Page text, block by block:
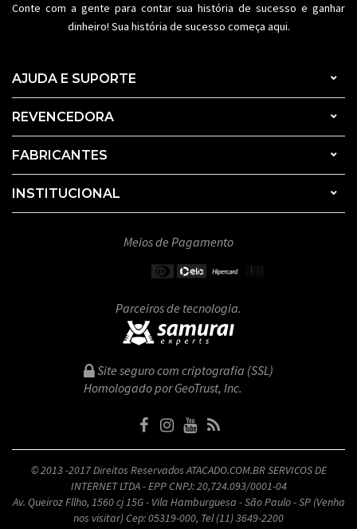
Conte com a gente para contar sua história de sucesso e ganhar
dinheiro! Sua história de sucesso começa aqui.
AJUDA E SUPORTE
REVENCEDORA
FABRICANTES
INSTITUCIONAL
Meios de Pagamento
Parceiros de tecnologia.
Site seguro com criptografia (SSL)
Homologado por GeoTrust, Inc.
© 2013 -2017 Direitos Reservados ATACADO.COM.BR SERVICOS DE
INTERNET LTDA - EPP CNPJ: 20,724.093/0001-04
Av. Queiroz Fllho, 1560 cj 15G - Vila Hamburguesa - São Paulo - SP (Venha
nos visitar) Cep: 05319-000, Tel (11) 3649-2200